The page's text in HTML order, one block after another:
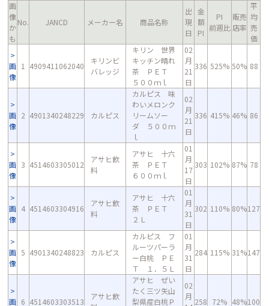
画
像
か
も
No. JANCD メーカー名 商品名称
出
現
日
金
額
PI
PI
前週比
販売
店率
平
均
売
価
画
像
1 4909411062040
キリンビ
バレッジ
キリン 世界
キッチン晴れ
茶 ＰＥＴ
５００ｍｌ
02
月
21
日
336 525% 50% 88
画
像
2 4901340248229 カルピス
カルピス 味
わいメロンク
リームソー
ダ ５００ｍ
ｌ
02
月
21
日
336 415% 46% 86
画
像
3 4514603305012
アサヒ飲
料
アサヒ 十六
茶 ＰＥＴ
６００ｍｌ
01
月
17
日
303 102% 87% 78
画
像
4 4514603304916
アサヒ飲
料
アサヒ 十六
茶 ＰＥＴ
２Ｌ
01
月
31
日
302 110% 80%127
画
像
5 4901340248823 カルピス
カルピス フ
ルーツパーラ
ー白桃 ＰＥ
Ｔ １．５Ｌ
01
月
31
日
284 115% 31%147
画 6 4514603303513
アサヒ飲
アサヒ ぜい
たく三ツ矢山
梨県産白桃Ｐ
02
月
258 72% 48%100